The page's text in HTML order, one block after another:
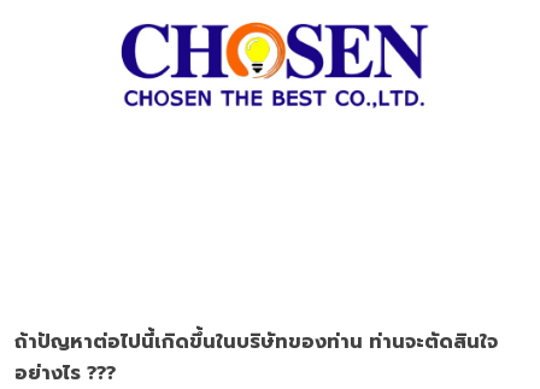
ถ้าปัญหาต่อไปนี้เกิดขึ้นในบริษัทของท่าน ท่านจะตัดสินใจ
อย่างไร ???